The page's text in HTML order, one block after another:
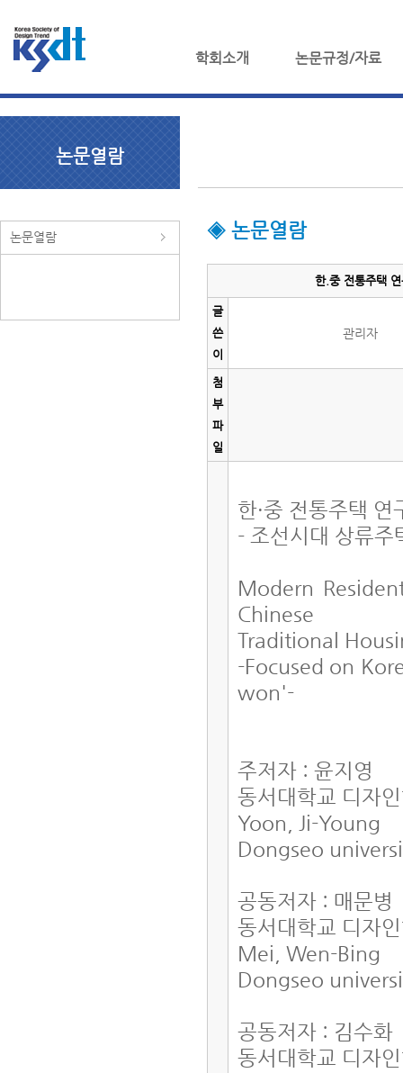
학회소개 논문규정/자료
논문열람
논문열람 ◈ 논문열람
한.중 전통주택
글
쓴
이
관리자
첨
부
파
일
한·중 전통주택
- 조선시대 상류주
Modern
Chinese
Traditional
-Focused on
won'-
주저자 : 윤지영
동서대학교 디자
Yoon, Ji-Young
Dongseo
공동저자 : 매문병
동서대학교 디자
Mei, Wen-Bing
Dongseo
공동저자 : 김수화
동서대학교 디자